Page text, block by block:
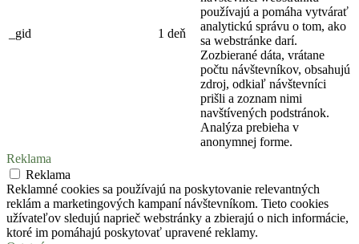
_gid 1 deň
používajú a pomáha vytvárať
analytickú správu o tom, ako
sa webstránke darí.
Zozbierané dáta, vrátane
počtu návštevníkov, obsahujú
zdroj, odkiaľ návštevníci
prišli a zoznam nimi
navštívených podstránok.
Analýza prebieha v
anonymnej forme.
Reklama
Reklama
Reklamné cookies sa používajú na poskytovanie relevantných
reklám a marketingových kampaní návštevníkom. Tieto cookies
užívateľov sledujú naprieč webstránky a zbierajú o nich informácie,
ktoré im pomáhajú poskytovať upravené reklamy.